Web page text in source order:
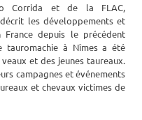
Corrida et de la FLAC,
les développements et
depuis le précédent
tauromachie à Nîmes a été
et des jeunes taureaux.
campagnes et événements
et chevaux victimes de